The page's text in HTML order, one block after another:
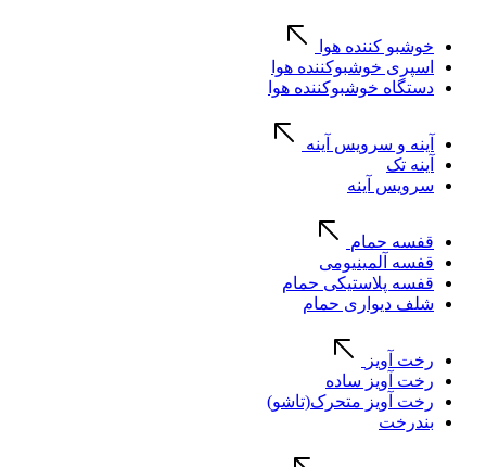
خوشبو کننده هوا
اسپری خوشبوکننده هوا
دستگاه خوشبوکننده هوا
آینه و سرویس آینه
آینه تک
سرویس آینه
قفسه حمام
قفسه آلمینیومی
قفسه پلاستیکی حمام
شلف دیواری حمام
رخت آویز
رخت آویز ساده
رخت آویز متحرک(تاشو)
بندرخت